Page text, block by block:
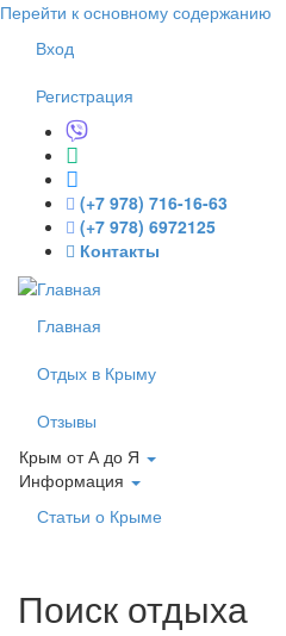
Перейти к основному содержанию
Вход
Регистрация
(+7 978) 716-16-63
(+7 978) 6972125
Контакты
Главная
Отдых в Крыму
Отзывы
Крым от А до Я
Информация
Статьи о Крыме
Поиск отдыха